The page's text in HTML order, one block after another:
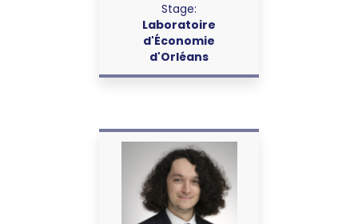
Stage:
Laboratoire
d'Économie
d'Orléans